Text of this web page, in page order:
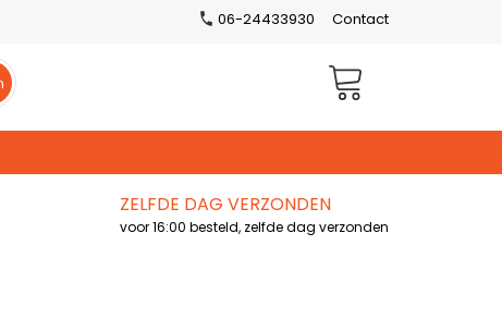
06-24433930 Contact
Winkelwagen
ZELFDE DAG VERZONDEN
voor 16:00 besteld, zelfde dag verzonden